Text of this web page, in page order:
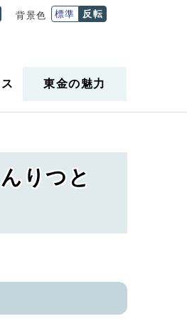
背景色 標準 反転
東金の魅力
りつと